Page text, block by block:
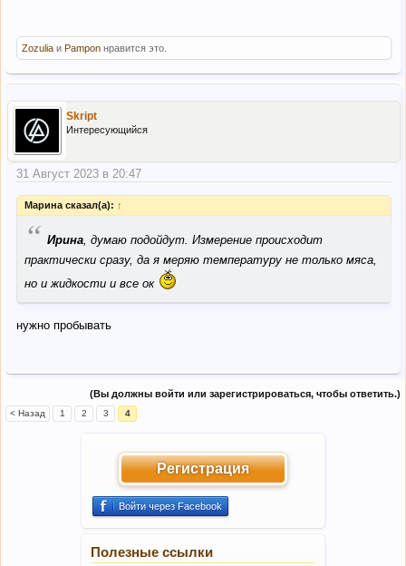
Zozulia и Pampon нравится это.
Skript
Интересующийся
31 Август 2023 в 20:47
Марина сказал(а): ↑
“ Ирина, думаю подойдут. Измерение происходит
практически сразу, да я меряю температуру не только мяса,
но и жидкости и все ок
нужно пробывать
(Вы должны войти или зарегистрироваться, чтобы ответить.)
< Назад 1 2 3 4
Регистрация
Войти через Facebook
Полезные ссылки